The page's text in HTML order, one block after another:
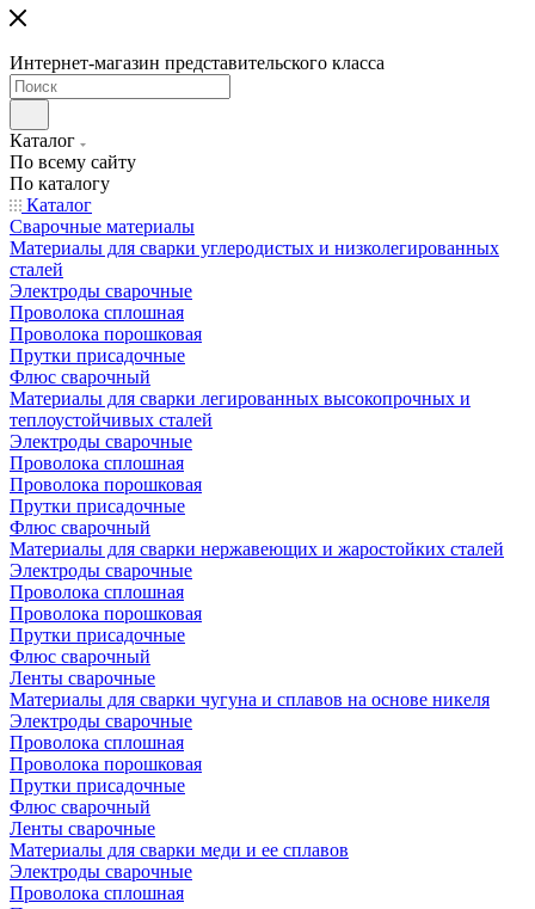
Интернет-магазин представительского класса
Каталог
По всему сайту
По каталогу
Каталог
Сварочные материалы
Материалы для сварки углеродистых и низколегированных
сталей
Электроды сварочные
Проволока сплошная
Проволока порошковая
Прутки присадочные
Флюс сварочный
Материалы для сварки легированных высокопрочных и
теплоустойчивых сталей
Электроды сварочные
Проволока сплошная
Проволока порошковая
Прутки присадочные
Флюс сварочный
Материалы для сварки нержавеющих и жаростойких сталей
Электроды сварочные
Проволока сплошная
Проволока порошковая
Прутки присадочные
Флюс сварочный
Ленты сварочные
Материалы для сварки чугуна и сплавов на основе никеля
Электроды сварочные
Проволока сплошная
Проволока порошковая
Прутки присадочные
Флюс сварочный
Ленты сварочные
Материалы для сварки меди и ее сплавов
Электроды сварочные
Проволока сплошная